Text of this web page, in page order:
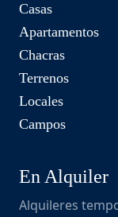
Casas
Apartamentos
Chacras
Terrenos
Locales
Campos
En Alquiler
Alquileres